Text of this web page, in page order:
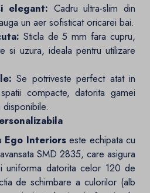
elegant: Cadru ultra-slim din
un aer sofisticat oricarei bai.
Sticla de 5 mm fara cupru,
si uzura, ideala pentru utilizare
Se potriveste perfect atat in
compacte, datorita gamei
Ego Interiorseste echipata cu
SMD 2835, care asigura
uniforma datorita celor 120 de
de schimbare a culorilor (alb